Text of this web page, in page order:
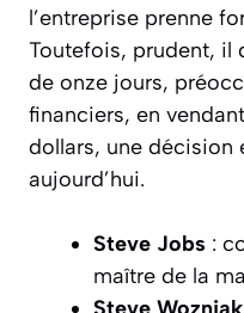
l’entreprise prenne
Toutefois, prudent, il
de onze jours,
financiers, en
dollars, une décision
aujourd’hui.
Steve Jobs :
maître de la